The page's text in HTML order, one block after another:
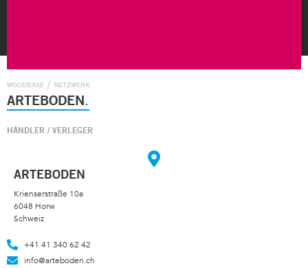
WOODBASE NETZWERK
ARTEBODEN
HÄNDLER / VERLEGER
ARTEBODEN
Krienserstraße 10a
6048 Horw
Schweiz
+41 41 340 62 42
info@arteboden.ch